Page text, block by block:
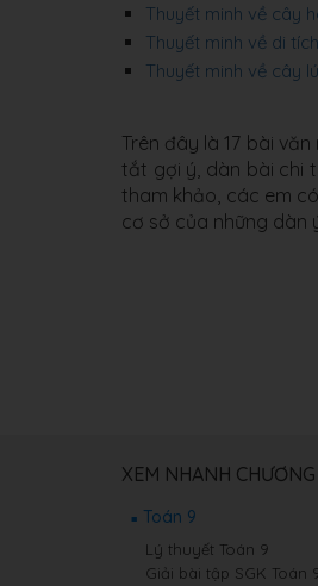
Thuyết minh về cây
Thuyết minh về di
Thuyết minh về cây
Trên đây là 17 bài
tắt gợi ý, dàn bài chi
tham khảo, các em
cơ sở của những dàn
XEM NHANH
Toán 9
Lý thuyết Toán 9
Giải bài tập SGK Toán